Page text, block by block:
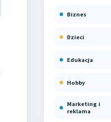
Biznes
Dzieci
Edukacja
Hobby
Marketing i
reklama